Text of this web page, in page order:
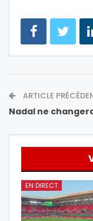
ARTICLE
Nadal ne
EN DIRECT